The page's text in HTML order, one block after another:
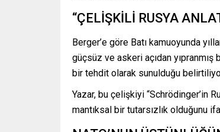
“ÇELİŞKİLİ RUSYA
Berger’e göre Batı kamuoyunda
güçsüz ve askeri açıdan
bir tehdit olarak sunulduğu
Yazar, bu çelişkiyi “Schrödinger’in
mantıksal bir tutarsızlık olduğunu